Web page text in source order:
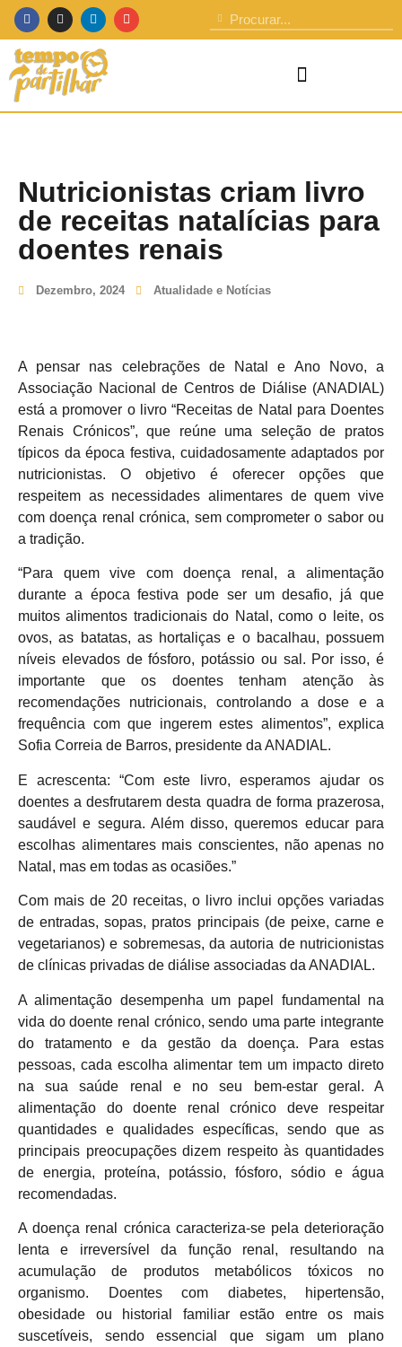
Nutricionistas criam livro
de receitas natalícias para
doentes renais
Dezembro, 2024 Atualidade e Notícias
A pensar nas celebrações de Natal e Ano Novo, a
Associação Nacional de Centros de Diálise (ANADIAL)
está a promover o livro “Receitas de Natal para Doentes
Renais Crónicos”, que reúne uma seleção de pratos
típicos da época festiva, cuidadosamente adaptados por
nutricionistas. O objetivo é oferecer opções que
respeitem as necessidades alimentares de quem vive
com doença renal crónica, sem comprometer o sabor ou
a tradição.
“Para quem vive com doença renal, a alimentação
durante a época festiva pode ser um desafio, já que
muitos alimentos tradicionais do Natal, como o leite, os
ovos, as batatas, as hortaliças e o bacalhau, possuem
níveis elevados de fósforo, potássio ou sal. Por isso, é
importante que os doentes tenham atenção às
recomendações nutricionais, controlando a dose e a
frequência com que ingerem estes alimentos”, explica
Sofia Correia de Barros, presidente da ANADIAL.
E acrescenta: “Com este livro, esperamos ajudar os
doentes a desfrutarem desta quadra de forma prazerosa,
saudável e segura. Além disso, queremos educar para
escolhas alimentares mais conscientes, não apenas no
Natal, mas em todas as ocasiões.”
Com mais de 20 receitas, o livro inclui opções variadas
de entradas, sopas, pratos principais (de peixe, carne e
vegetarianos) e sobremesas, da autoria de nutricionistas
de clínicas privadas de diálise associadas da ANADIAL.
A alimentação desempenha um papel fundamental na
vida do doente renal crónico, sendo uma parte integrante
do tratamento e da gestão da doença. Para estas
pessoas, cada escolha alimentar tem um impacto direto
na sua saúde renal e no seu bem-estar geral. A
alimentação do doente renal crónico deve respeitar
quantidades e qualidades específicas, sendo que as
principais preocupações dizem respeito às quantidades
de energia, proteína, potássio, fósforo, sódio e água
recomendadas.
A doença renal crónica caracteriza-se pela deterioração
lenta e irreversível da função renal, resultando na
acumulação de produtos metabólicos tóxicos no
organismo. Doentes com diabetes, hipertensão,
obesidade ou historial familiar estão entre os mais
suscetíveis, sendo essencial que sigam um plano